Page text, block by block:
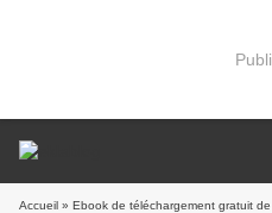
Accueil » Ebook de téléchargement gratuit de joomla